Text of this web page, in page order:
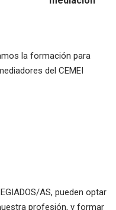
la formación para
del CEMEI
AS, pueden optar
profesión, y formar